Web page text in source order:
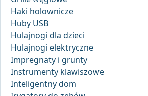
Haki holownicze
Huby USB
Hulajnogi dla dzieci
Hulajnogi elektryczne
Impregnaty i grunty
Instrumenty klawiszowe
Inteligentny dom